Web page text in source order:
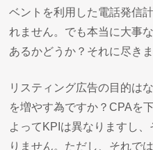
ベントを利用した電話発信
れません。でも本当に大事
あるかどうか？それに尽きま
リスティング広告の目的は
を増やす為ですか？CPAを
よってKPIは異なりますし
りません。ただし、それで